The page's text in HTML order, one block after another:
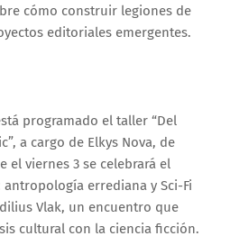
cómo construir legiones de
editoriales emergentes.
programado el taller “Del
a cargo de Elkys Nova, de
el viernes 3 se celebrará el
errediana y Sci-Fi
Vlak, un encuentro que
cultural con la ciencia ficción.